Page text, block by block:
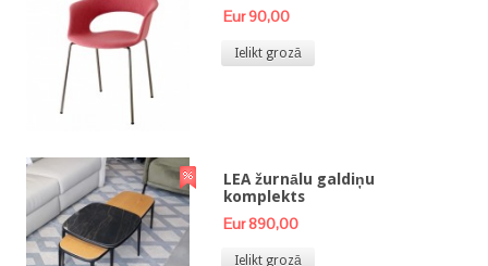
Eur 90,00
Ielikt grozā
LEA žurnālu galdiņu
komplekts
Eur 890,00
Ielikt grozā